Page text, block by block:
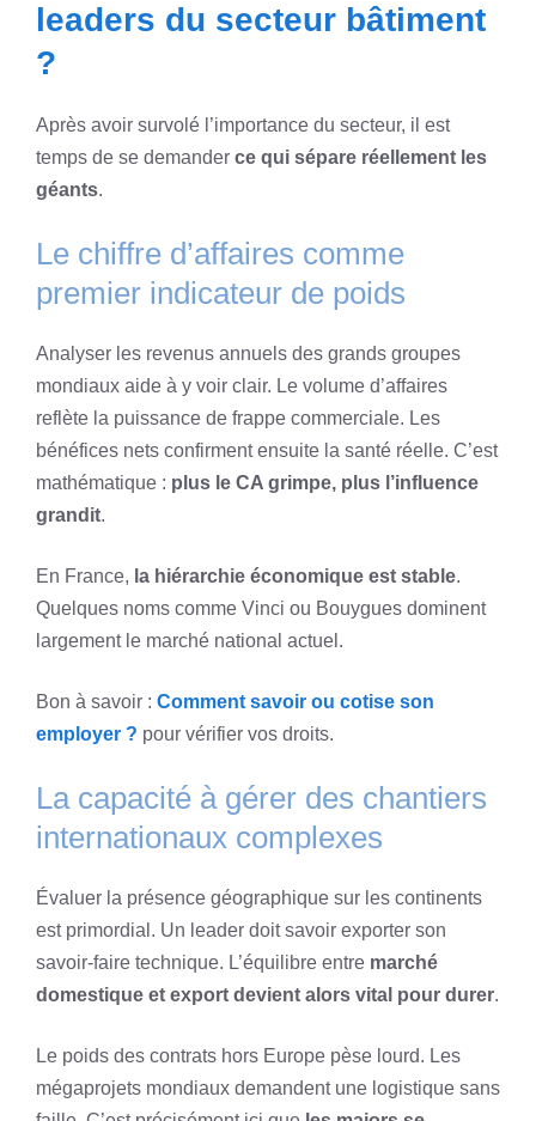
leaders du secteur bâtiment
?
Après avoir survolé l’importance du secteur, il est
temps de se demander ce qui sépare réellement les
géants.
Le chiffre d’affaires comme
premier indicateur de poids
Analyser les revenus annuels des grands groupes
mondiaux aide à y voir clair. Le volume d’affaires
reflète la puissance de frappe commerciale. Les
bénéfices nets confirment ensuite la santé réelle. C’est
mathématique : plus le CA grimpe, plus l’influence
grandit.
En France, la hiérarchie économique est stable.
Quelques noms comme Vinci ou Bouygues dominent
largement le marché national actuel.
Bon à savoir : Comment savoir ou cotise son
employer ? pour vérifier vos droits.
La capacité à gérer des chantiers
internationaux complexes
Évaluer la présence géographique sur les continents
est primordial. Un leader doit savoir exporter son
savoir-faire technique. L’équilibre entre marché
domestique et export devient alors vital pour durer.
Le poids des contrats hors Europe pèse lourd. Les
mégaprojets mondiaux demandent une logistique sans